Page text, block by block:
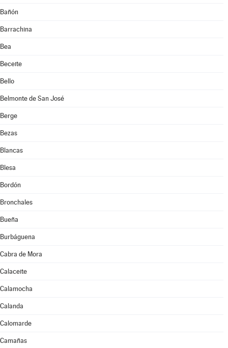
Bañón
Barrachina
Bea
Beceite
Bello
Belmonte de San José
Berge
Bezas
Blancas
Blesa
Bordón
Bronchales
Bueña
Burbáguena
Cabra de Mora
Calaceite
Calamocha
Calanda
Calomarde
Camañas